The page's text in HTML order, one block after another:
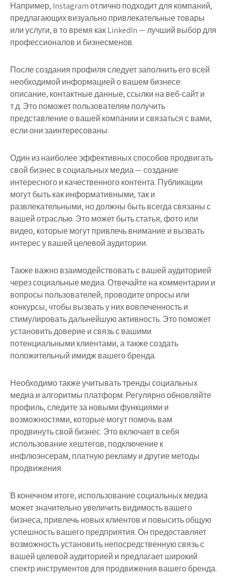
Например, Instagram отлично подходит для компаний,
предлагающих визуально привлекательные товары
или услуги, в то время как LinkedIn — лучший выбор для
профессионалов и бизнесменов.
После создания профиля следует заполнить его всей
необходимой информацией о вашем бизнесе:
описание, контактные данные, ссылки на веб-сайт и
т.д. Это поможет пользователям получить
представление о вашей компании и связаться с вами,
если они заинтересованы.
Один из наиболее эффективных способов продвигать
свой бизнес в социальных медиа — создание
интересного и качественного контента. Публикации
могут быть как информативными, так и
развлекательными, но должны быть всегда связаны с
вашей отраслью. Это может быть статья, фото или
видео, которые могут привлечь внимание и вызвать
интерес у вашей целевой аудитории.
Также важно взаимодействовать с вашей аудиторией
через социальные медиа. Отвечайте на комментарии и
вопросы пользователей, проводите опросы или
конкурсы, чтобы вызвать у них вовлеченность и
стимулировать дальнейшую активность. Это поможет
установить доверие и связь с вашими
потенциальными клиентами, а также создать
положительный имидж вашего бренда.
Необходимо также учитывать тренды социальных
медиа и алгоритмы платформ. Регулярно обновляйте
профиль, следите за новыми функциями и
возможностями, которые могут помочь вам
продвинуть свой бизнес. Это включает в себя
использование хештегов, подключение к
инфлюэнсерам, платную рекламу и другие методы
продвижения.
В конечном итоге, использование социальных медиа
может значительно увеличить видимость вашего
бизнеса, привлечь новых клиентов и повысить общую
успешность вашего предприятия. Он предоставляет
возможность установить непосредственную связь с
вашей целевой аудиторией и предлагает широкий
спектр инструментов для продвижения вашего бренда.